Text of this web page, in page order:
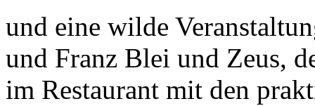
und eine wilde
und Franz Blei und Zeus,
im Restaurant mit den